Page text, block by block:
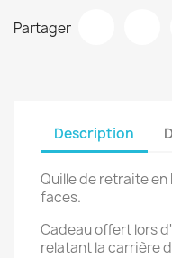
Partager
Description
Quille de retraite
faces.
Cadeau offert lors
relatant la carrière